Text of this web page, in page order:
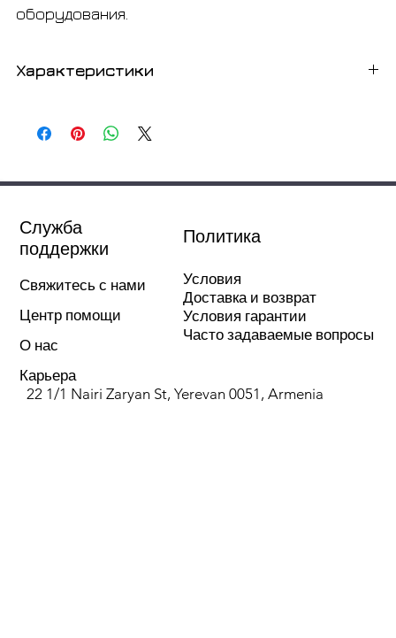
оборудования.
Характеристики
Модель 504.г
Материал
гомополимер
полипропилена
(pp-h)
Цель
для внутренней
Служба
поддержки
Политика
Свяжитесь с нами
Центр помощи
О нас
Карьера
Условия
Доставка и возврат
Условия гарантии
Часто задаваемые вопросы
22 1/1 Nairi Zaryan St, Yerevan 0051, Armenia